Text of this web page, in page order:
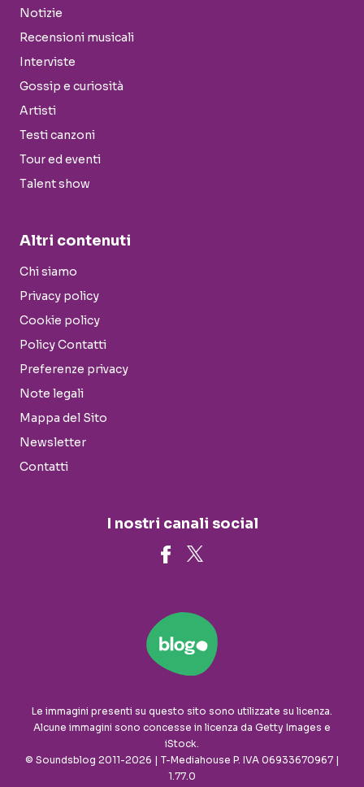
Notizie
Recensioni musicali
Interviste
Gossip e curiosità
Artisti
Testi canzoni
Tour ed eventi
Talent show
Altri contenuti
Chi siamo
Privacy policy
Cookie policy
Policy Contatti
Preferenze privacy
Note legali
Mappa del Sito
Newsletter
Contatti
I nostri canali social
Le immagini presenti su questo sito sono utilizzate su licenza.
Alcune immagini sono concesse in licenza da Getty Images e
iStock.
© Soundsblog 2011-2026 | T-Mediahouse P. IVA 06933670967 |
1.77.0